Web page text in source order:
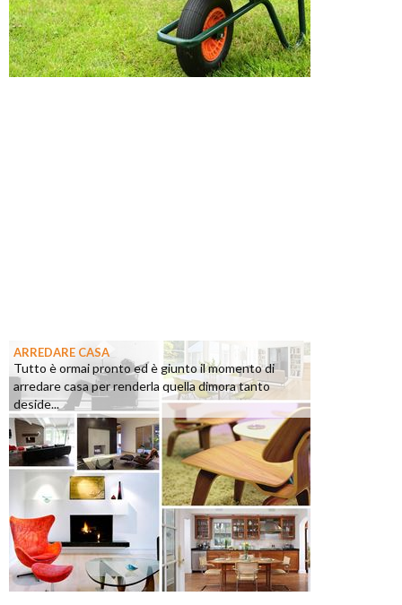
ARREDARE CASA
Tutto è ormai pronto ed è giunto il momento di
arredare casa per renderla quella dimora tanto
deside...